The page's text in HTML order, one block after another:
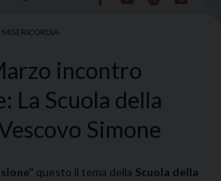
incontro
La Scuola della
Simone
questo il tema della Scuola della